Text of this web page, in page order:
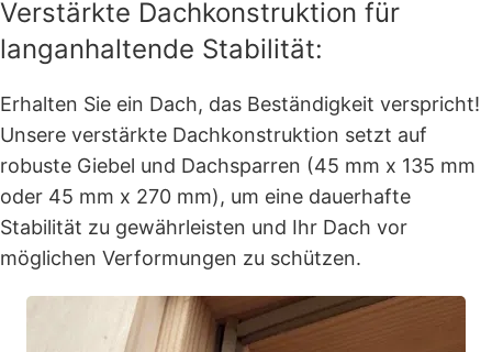
Verstärkte Dachkonstruktion für
langanhaltende Stabilität:
Erhalten Sie ein Dach, das Beständigkeit verspricht!
Unsere verstärkte Dachkonstruktion setzt auf
robuste Giebel und Dachsparren (45 mm x 135 mm
oder 45 mm x 270 mm), um eine dauerhafte
Stabilität zu gewährleisten und Ihr Dach vor
möglichen Verformungen zu schützen.